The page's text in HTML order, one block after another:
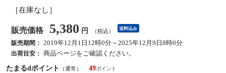
［在庫なし］
販売価格 5,380 円 （税込） 送料込み
販売期間： 2019年12月1日12時0分～2025年12月9日8時0分
出荷目安： 商品ページをご確認ください。
たまるdポイント
（通常）
49